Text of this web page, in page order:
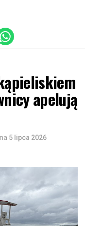
apelują
na 5 lipca 2026